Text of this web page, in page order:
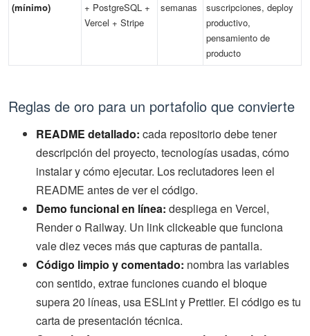
(mínimo)
+ PostgreSQL +
Vercel + Stripe
semanas
suscripciones, deploy
productivo,
pensamiento de
producto
Reglas de oro para un portafolio que convierte
README detallado: cada repositorio debe tener
descripción del proyecto, tecnologías usadas, cómo
instalar y cómo ejecutar. Los reclutadores leen el
README antes de ver el código.
Demo funcional en línea: despliega en Vercel,
Render o Railway. Un link clickeable que funciona
vale diez veces más que capturas de pantalla.
Código limpio y comentado: nombra las variables
con sentido, extrae funciones cuando el bloque
supera 20 líneas, usa ESLint y Prettier. El código es tu
carta de presentación técnica.